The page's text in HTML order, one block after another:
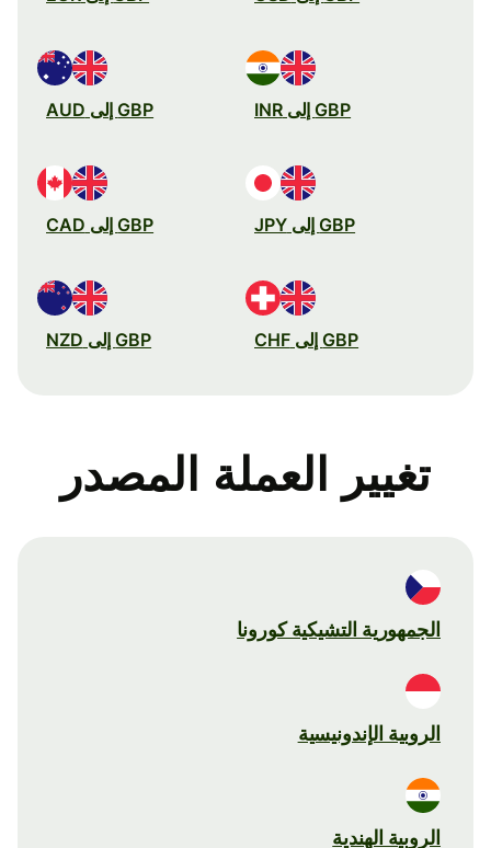
GBP إلى INR GBP إلى AUD
GBP إلى JPY GBP إلى CAD
GBP إلى CHF GBP إلى NZD
تغيير العملة المصدر
الجمهورية التشيكية كورونا
الروبية الإندونيسية
الروبية الهندية